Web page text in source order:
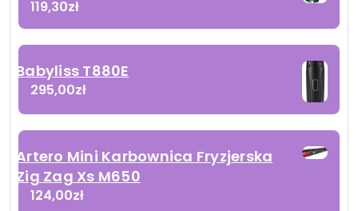
119,30zł
Babyliss T880E
295,00zł
Artero Mini Karbownica Fryzjerska
Zig Zag Xs M650
124,00zł